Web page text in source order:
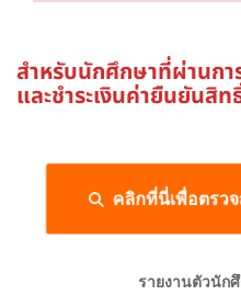
สำหรับนักศึกษาที่ผ่านกา
และชำระเงินค่ายืนยันสิ
คลิกที่นี่เพื่อตรว
รายงานตัวนัก